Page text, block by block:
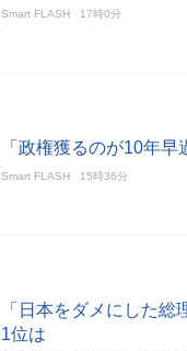
Smart FLASH 17時0分
「政権獲るのが10年
Smart FLASH 15時36分
「日本をダメにした
1位は